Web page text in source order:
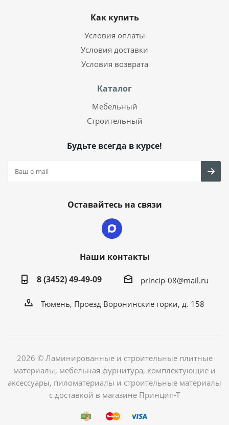
Как купить
Условия оплаты
Условия доставки
Условия возврата
Каталог
Мебельный
Строительный
Будьте всегда в курсе!
Оставайтесь на связи
Наши контакты
8 (3452) 49-49-09
princip-08@mail.ru
Тюмень, Проезд Воронинские горки, д. 158
2026 © Ламинированные и строительные плитные
материалы, мебельная фурнитура, комплектующие и
аксессуары, пиломатериалы и строительные материалы
с доставкой в магазине Принцип-Т